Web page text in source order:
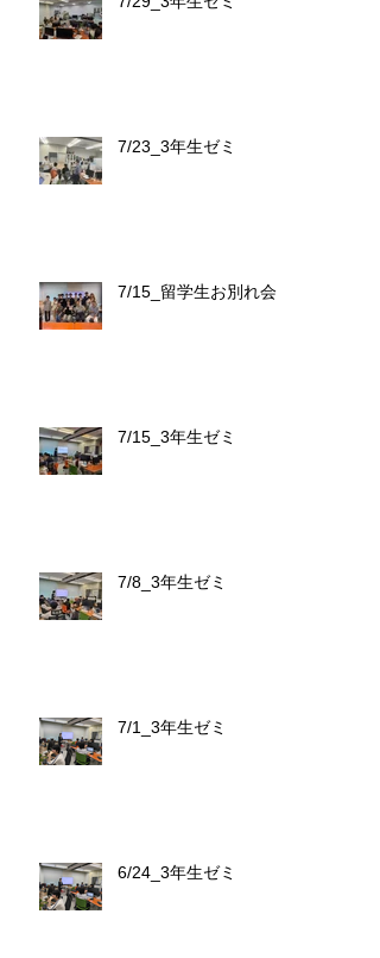
7/23_3年生ゼミ
7/15_留学生お別れ会
7/15_3年生ゼミ
7/8_3年生ゼミ
7/1_3年生ゼミ
6/24_3年生ゼミ